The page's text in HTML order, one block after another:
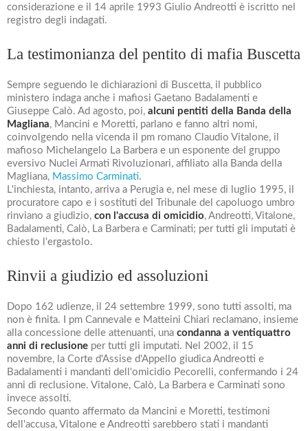
considerazione e il 14 aprile 1993 Giulio Andreotti è iscritto nel
registro degli indagati.
La testimonianza del pentito di mafia Buscetta
Sempre seguendo le dichiarazioni di Buscetta, il pubblico
ministero indaga anche i mafiosi Gaetano Badalamenti e
Giuseppe Calò. Ad agosto, poi, alcuni pentiti della Banda della
Magliana, Mancini e Moretti, parlano e fanno altri nomi,
coinvolgendo nella vicenda il pm romano Claudio Vitalone, il
mafioso Michelangelo La Barbera e un esponente del gruppo
eversivo Nuclei Armati Rivoluzionari, affiliato alla Banda della
Magliana, Massimo Carminati.
L'inchiesta, intanto, arriva a Perugia e, nel mese di luglio 1995, il
procuratore capo e i sostituti del Tribunale del capoluogo umbro
rinviano a giudizio, con l'accusa di omicidio, Andreotti, Vitalone,
Badalamenti, Calò, La Barbera e Carminati; per tutti gli imputati è
chiesto l'ergastolo.
Rinvii a giudizio ed assoluzioni
Dopo 162 udienze, il 24 settembre 1999, sono tutti assolti, ma
non è finita. I pm Cannevale e Matteini Chiari reclamano, insieme
alla concessione delle attenuanti, una condanna a ventiquattro
anni di reclusione per tutti gli imputati. Nel 2002, il 15
novembre, la Corte d'Assise d'Appello giudica Andreotti e
Badalamenti i mandanti dell'omicidio Pecorelli, confermando i 24
anni di reclusione. Vitalone, Calò, La Barbera e Carminati sono
invece assolti.
Secondo quanto affermato da Mancini e Moretti, testimoni
dell'accusa, Vitalone e Andreotti sarebbero stati i mandanti